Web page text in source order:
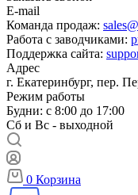
E-mail
Команда продаж:
Работа с заводчиками:
Поддержка сайта:
Адрес
г. Екатеринбург, пер.
Режим работы
Будни: с 8:00 до 17:00
Сб и Вс - выходной
0 Корзина